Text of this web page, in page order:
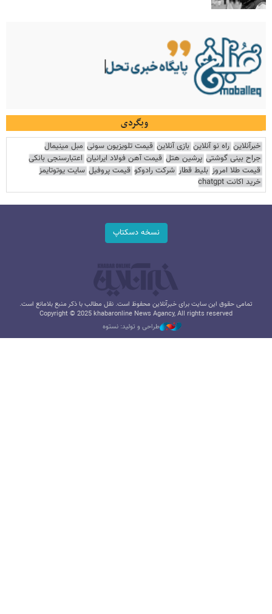
وبگردی
خبرآنلاین راه نو آنلاین بازی آنلاین قیمت تلویزیون سونی مبل مینیمال
جراح بینی گوشتی پرشین هتل قیمت آهن فولاد ایرانیان اعتبارسنجی بانکی
قیمت طلا امروز بلیط قطار شرکت رادوکو قیمت پروفیل سایت یوتوتایمز
خرید اکانت chatgpt
نسخه دسکتاپ
تمامی حقوق این سایت برای خبرآنلاین محفوظ است. نقل مطالب با ذکر منبع بلامانع است.
Copyright © 2025 khabaronline News Agancy, All rights reserved
طراحی و تولید: نستوه